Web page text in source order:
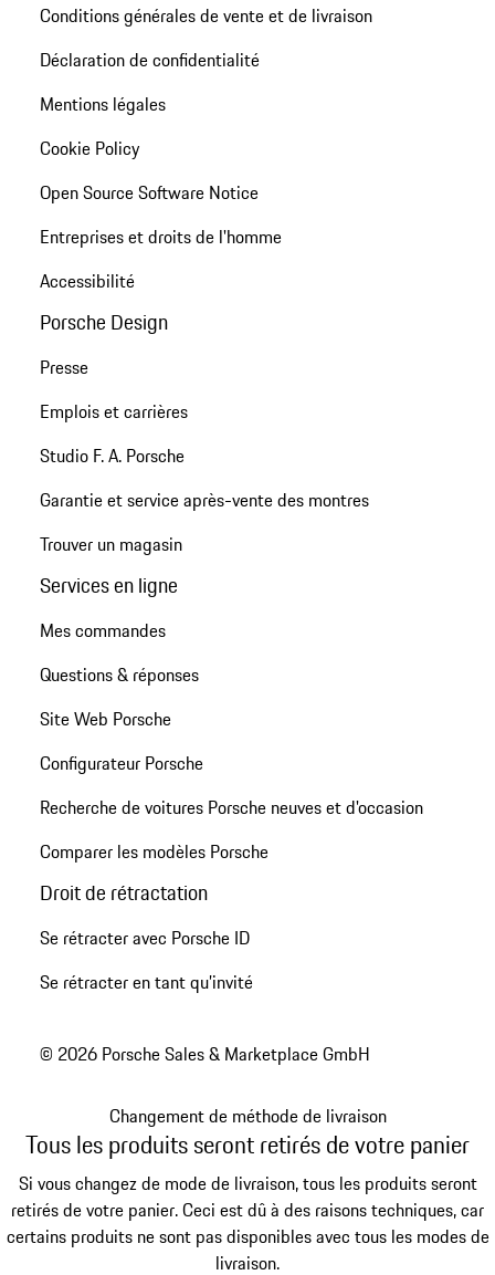
Conditions générales de vente et de livraison
Déclaration de confidentialité
Mentions légales
Cookie Policy
Open Source Software Notice
Entreprises et droits de l'homme
Accessibilité
Porsche Design
Presse
Emplois et carrières
Studio F. A. Porsche
Garantie et service après-vente des montres
Trouver un magasin
Services en ligne
Mes commandes
Questions & réponses
Site Web Porsche
Configurateur Porsche
Recherche de voitures Porsche neuves et d'occasion
Comparer les modèles Porsche
Droit de rétractation
Se rétracter avec Porsche ID
Se rétracter en tant qu’invité
© 2026 Porsche Sales & Marketplace GmbH
Changement de méthode de livraison
Tous les produits seront retirés de votre panier
Si vous changez de mode de livraison, tous les produits seront
retirés de votre panier. Ceci est dû à des raisons techniques, car
certains produits ne sont pas disponibles avec tous les modes de
livraison.